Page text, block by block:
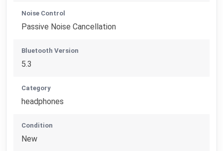
Noise Control
Passive Noise Cancellation
Bluetooth Version
5.3
Category
headphones
Condition
New